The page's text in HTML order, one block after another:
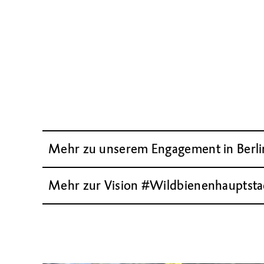
Mehr zu unserem Engagement in
Mehr zur Vision